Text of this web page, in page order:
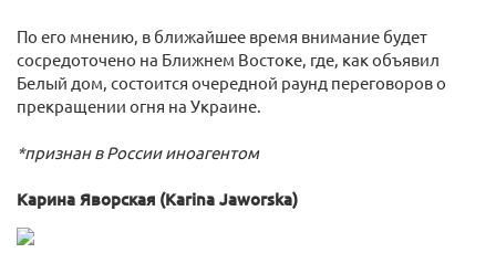
По его мнению, в ближайшее время внимание будет
сосредоточено на Ближнем Востоке, где, как объявил
Белый дом, состоится очередной раунд переговоров о
прекращении огня на Украине.
*признан в России иноагентом
Карина Яворская (Karina Jaworska)